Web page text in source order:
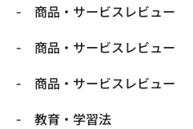
商品・サービスレビュー
商品・サービスレビュー
商品・サービスレビュー
教育・学習法